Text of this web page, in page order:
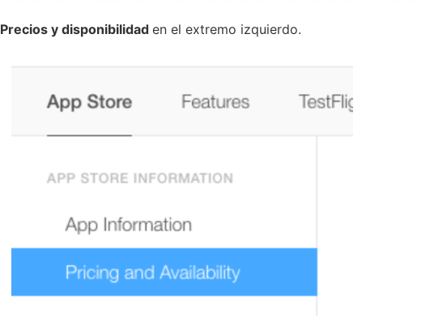
Precios y disponibilidad en el extremo izquierdo.